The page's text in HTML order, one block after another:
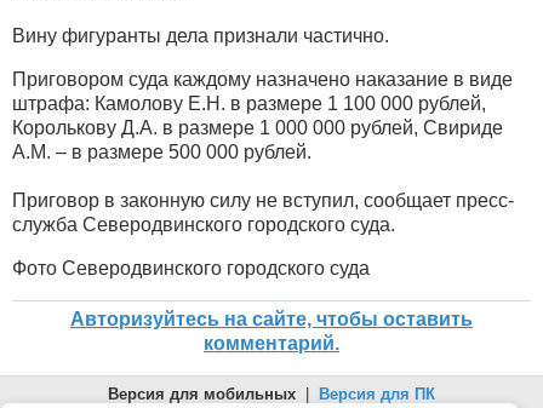
Вину фигуранты дела признали частично.
Приговором суда каждому назначено наказание в виде
штрафа: Камолову Е.Н. в размере 1 100 000 рублей,
Королькову Д.А. в размере 1 000 000 рублей, Свириде
А.М. – в размере 500 000 рублей.
Приговор в законную силу не вступил, сообщает пресс-
служба Северодвинского городского суда.
Фото Северодвинского городского суда
Авторизуйтесь на сайте, чтобы оставить
комментарий.
Версия для мобильных | Версия для ПК